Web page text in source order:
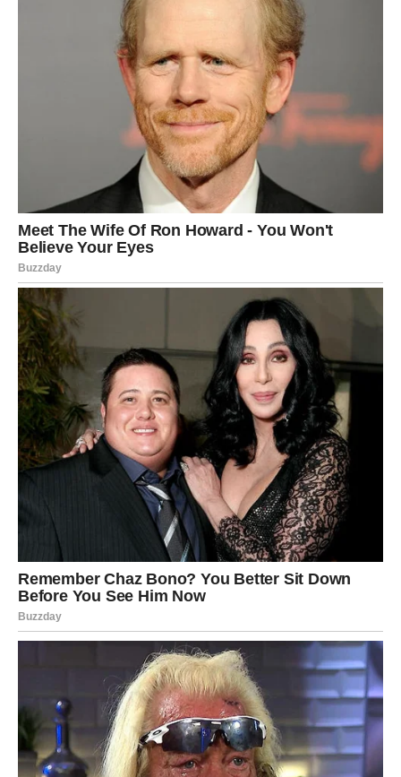
Pred vama su veoma uspješni trenuci.
Jarčevi konačno ulaze u mnogo sigurniji i stabilniji period
Poslije mnogo rada i odricanja dolazi prilika koja vam
može potpuno promijeniti finansijsku budućnost.
Vrijeme je da uživate u plodovima svog
rada
Pred vama su veoma sretni i uspješni trenuci.
VODOLIJA
Zvijezde vam donose neočekivane poslovne prilike.
Jedna ideja ili projekat mogli bi vam potpuno promijeniti
finansijsku budućnost.
Promjene vam donose veliko obilje
Pred vama su veoma važni trenuci.
Ribe ulaze u mnogo stabilniji finansijski period.
Novac dolazi postepeno, ali sigurno, a osjećaj sigurnosti
konačno postaje dio vaše svakodnevice.